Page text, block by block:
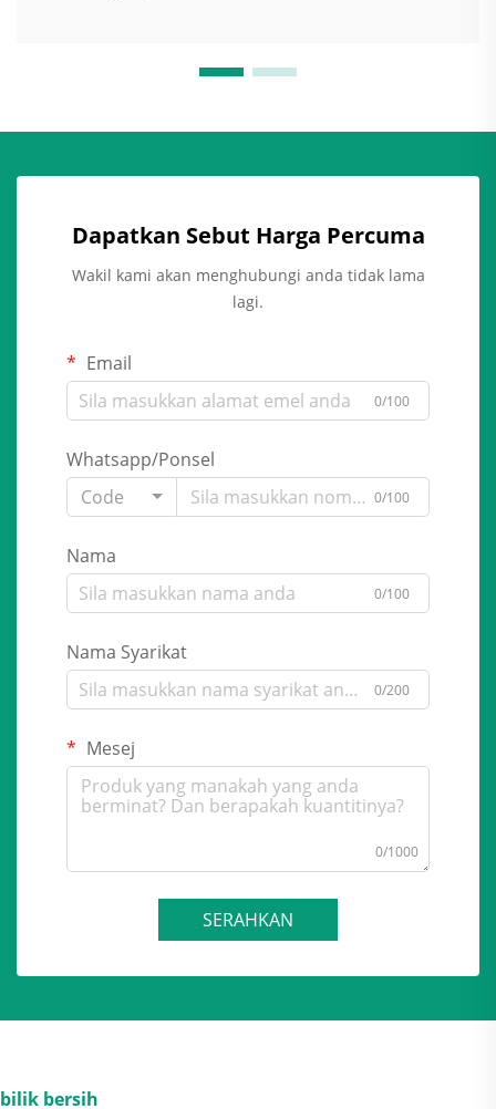
Dapatkan Sebut Harga Percuma
Wakil kami akan menghubungi anda tidak lama
lagi.
Email
0/100
Whatsapp/Ponsel
Code
0/100
Nama
0/100
Nama Syarikat
0/200
Mesej
0/1000
SERAHKAN
bilik bersih